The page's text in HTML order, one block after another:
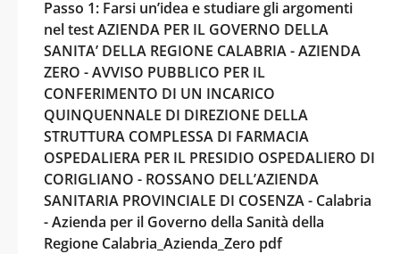
Passo 1: Farsi un’idea e studiare gli argomenti
nel test AZIENDA PER IL GOVERNO DELLA
SANITA’ DELLA REGIONE CALABRIA - AZIENDA
ZERO - AVVISO PUBBLICO PER IL
CONFERIMENTO DI UN INCARICO
QUINQUENNALE DI DIREZIONE DELLA
STRUTTURA COMPLESSA DI FARMACIA
OSPEDALIERA PER IL PRESIDIO OSPEDALIERO DI
CORIGLIANO - ROSSANO DELL’AZIENDA
SANITARIA PROVINCIALE DI COSENZA - Calabria
- Azienda per il Governo della Sanità della
Regione Calabria_Azienda_Zero pdf